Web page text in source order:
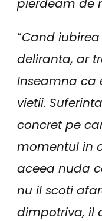
pierdeam de
“Cand
deliranta, ar
Inseamna ca
vietii.
concret pe
momentul in
aceea nuda
nu il scoti
dimpotriva, il